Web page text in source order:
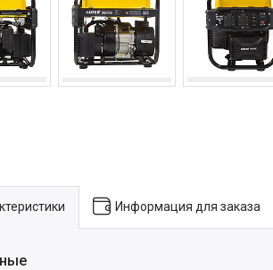
Информация для заказа